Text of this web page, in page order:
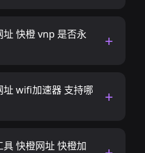
快橙 vnp 是否永
址 wifi加速器 支持哪
快橙网址 快橙加